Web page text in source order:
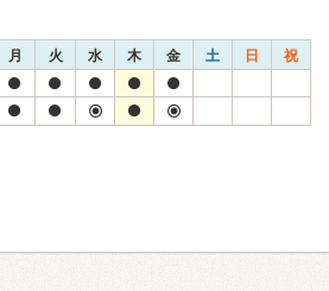
月 火 水 木 金 土 日 祝